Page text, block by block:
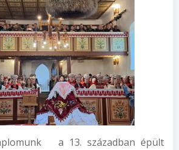
a 13. században épült